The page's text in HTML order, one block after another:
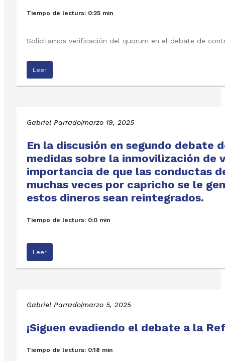
Tiempo de lectura: 0:25 min
Solicitamos verificación del quorum en el debate de
Leer
Gabriel Parrado|marzo 19, 2025
En la discusión en segundo debate
medidas sobre la inmovilización de
importancia de que las conductas
muchas veces por capricho se le
estos dineros sean reintegrados.
Tiempo de lectura: 0:0 min
Leer
Gabriel Parrado|marzo 5, 2025
¡Siguen evadiendo el debate a la
Tiempo de lectura: 0:18 min